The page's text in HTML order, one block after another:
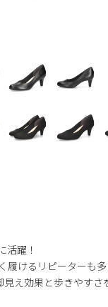
活躍！
けるリピーターも多
え効果と歩きやす